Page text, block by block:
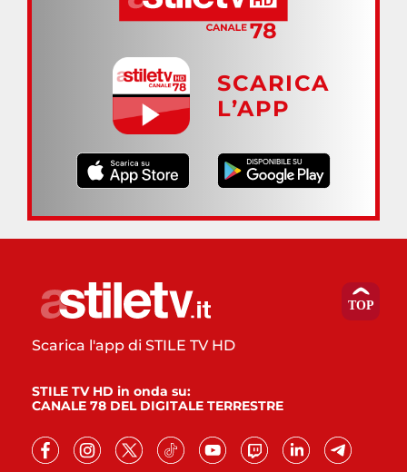
SCARICA
L’APP
Scarica l'app di STILE TV HD
STILE TV HD in onda su:
CANALE 78 DEL DIGITALE TERRESTRE